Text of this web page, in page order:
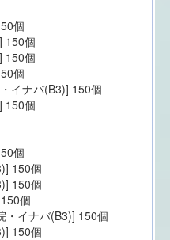
個
150個
150個
個
イナバ(B3)] 150個
150個
個
150個
150個
個
・イナバ(B3)] 150個
150個